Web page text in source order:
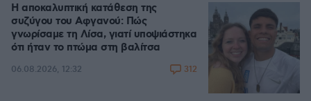
Η αποκαλυπτική κατάθεση της
συζύγου του Αφγανού: Πώς
γνωρίσαμε τη Λίσα, γιατί υποψιάστηκα
ότι ήταν το πτώμα στη βαλίτσα
06.08.2026, 12:32 312